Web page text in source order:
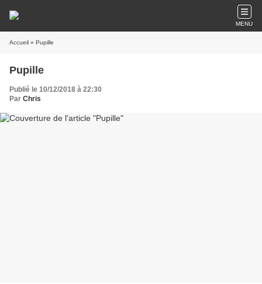
MENU
Accueil » Pupille
Pupille
Publié le 10/12/2018 à 22:30
Par Chris